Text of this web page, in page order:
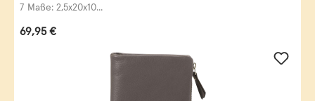
7 Maße: 2,5x20x10...
Regulärer Preis:
69,95 €